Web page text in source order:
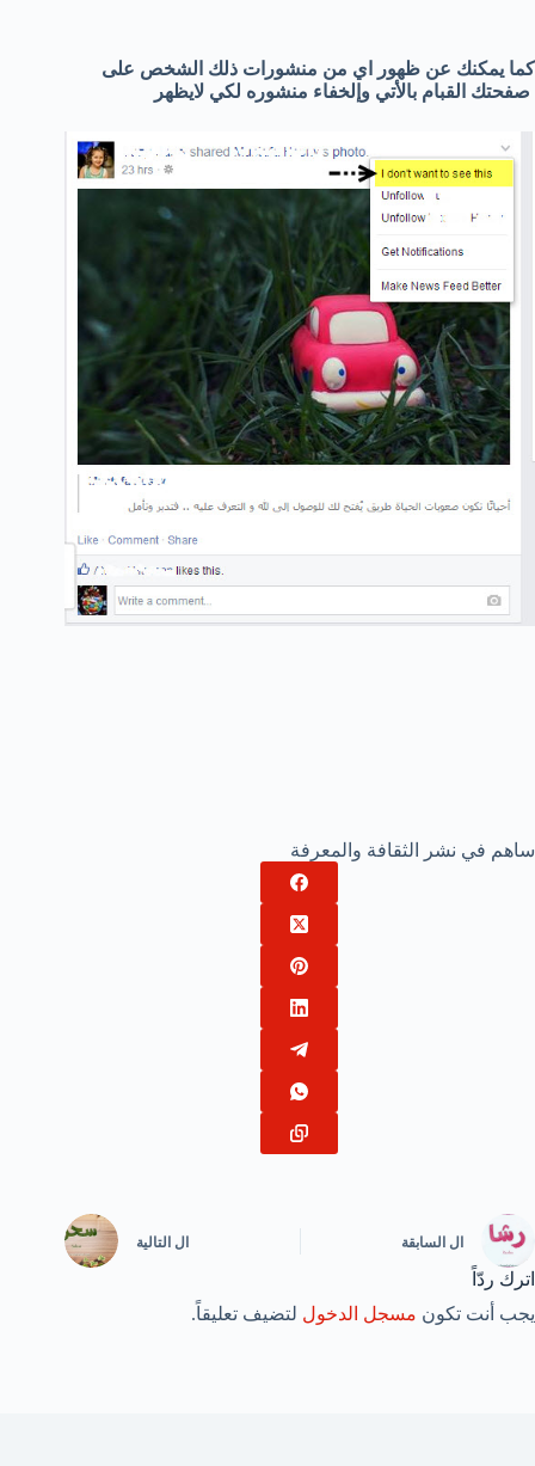
كما يمكنك عن ظهور اي من منشورات ذلك الشخص على
صفحتك القبام بالأتي وإلخفاء منشوره لكي لايظهر
ساهم في نشر الثقافة والمعرفة
ال السابقة ال التالية
اترك ردّاً
يجب أنت تكون مسجل الدخول لتضيف تعليقاً.